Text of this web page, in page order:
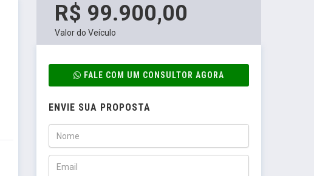
R$ 99.900,00
Valor do Veículo
FALE COM UM CONSULTOR AGORA
ENVIE SUA PROPOSTA